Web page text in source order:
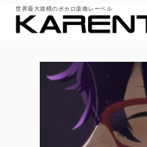
世界最大規模のボカロ楽曲レーベル